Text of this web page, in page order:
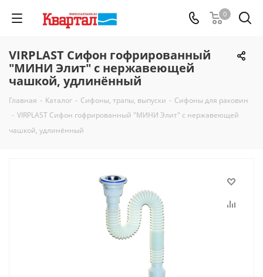
0
VIRPLAST Сифон гофрированный
"МИНИ Элит" с нержавеющей
чашкой, удлинённый
Главная - Каталог - Сифоны, трапы, выпуски - Сифоны для раковин
- VIRPLAST Сифон гофрированный "МИНИ Элит" с нержавеющей
чашкой, удлинённый